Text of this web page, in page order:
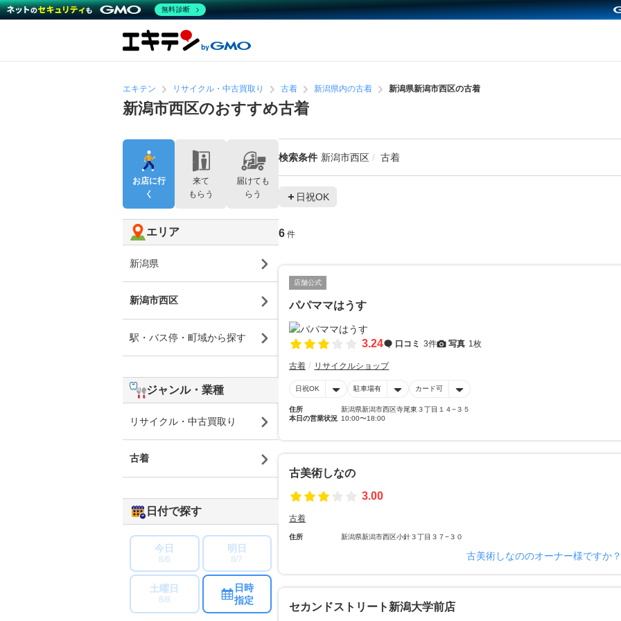
エキテン リサイクル・中古買取り 古着 新潟県内の古着 新潟県新潟市西区の古着
新潟市西区のおすすめ古着
検索条件 新潟市西区 古着
日祝OK
6 件
店舗公式
パパママはうす
3.24 口コミ 3件 写真 1枚
古着 リサイクルショップ
日祝OK 駐車場有 カード可
住所
新潟県新潟市西区寺尾東３丁目１４−３５
本日の営業状況 10:00〜18:00
古美術しなの
3.00
古着
住所 新潟県新潟市西区小針３丁目３７−３０
古美術しなののオーナー様ですか？
セカンドストリート新潟大学前店
お店に行
く
来て
もらう
届けても
らう
エリア
新潟県
新潟市西区
駅・バス停・町域から探す
ジャンル・業種
リサイクル・中古買取り
古着
日付で探す
今日
8/6
明日
8/7
土曜日
8/8
日時
指定
無料診断